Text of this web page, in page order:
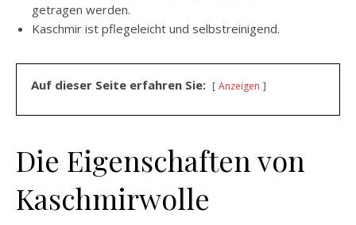
getragen werden.
Kaschmir ist pflegeleicht und selbstreinigend.
Auf dieser Seite erfahren Sie: Anzeigen
Die Eigenschaften von
Kaschmirwolle